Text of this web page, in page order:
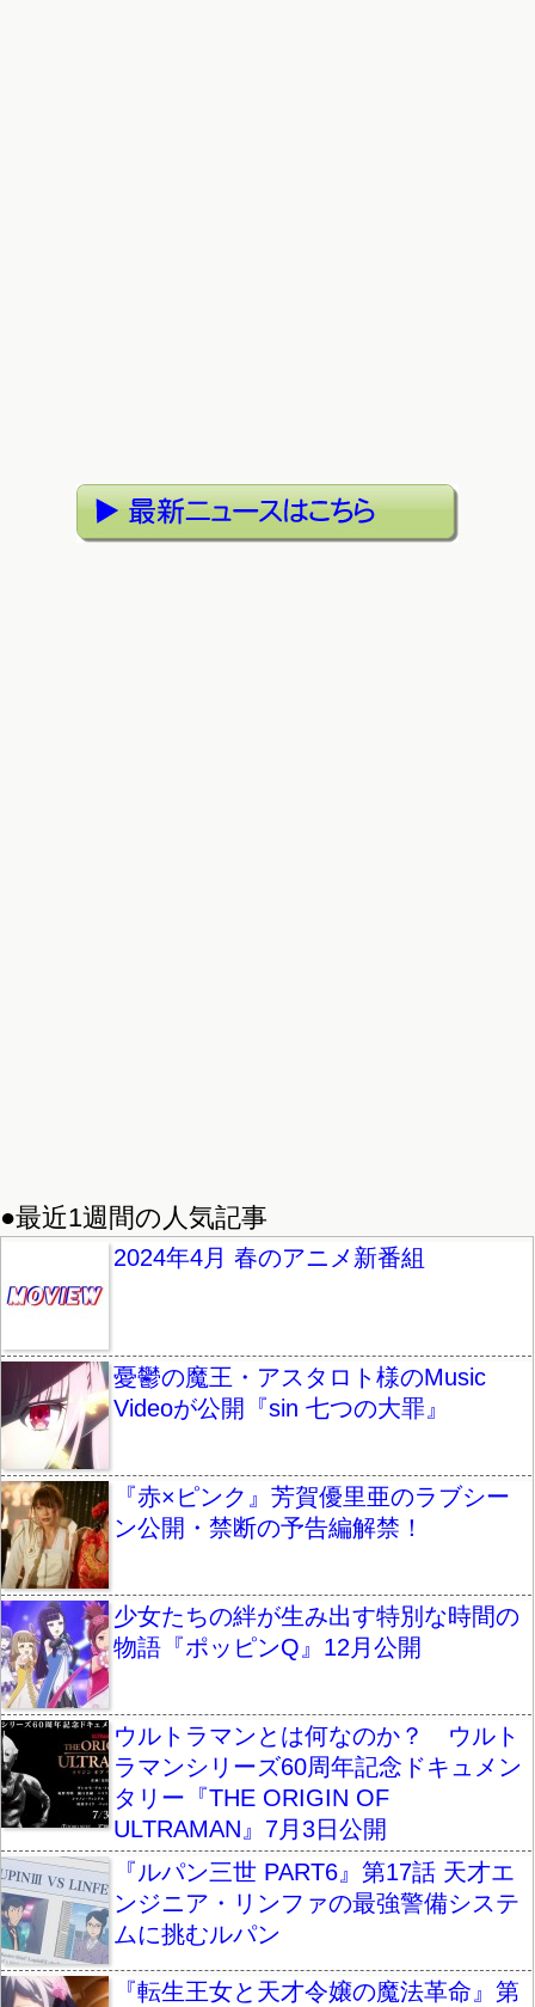
●最近1週間の人気記事
2024年4月 春のアニメ新番組
憂鬱の魔王・アスタロト様のMusic
Videoが公開『sin 七つの大罪』
『赤×ピンク』芳賀優里亜のラブシー
ン公開・禁断の予告編解禁！
少女たちの絆が生み出す特別な時間の
物語『ポッピンQ』12月公開
ウルトラマンとは何なのか？ ウルト
ラマンシリーズ60周年記念ドキュメン
タリー『THE ORIGIN OF
ULTRAMAN』7月3日公開
『ルパン三世 PART6』第17話 天才エ
ンジニア・リンファの最強警備システ
ムに挑むルパン
『転生王女と天才令嬢の魔法革命』第